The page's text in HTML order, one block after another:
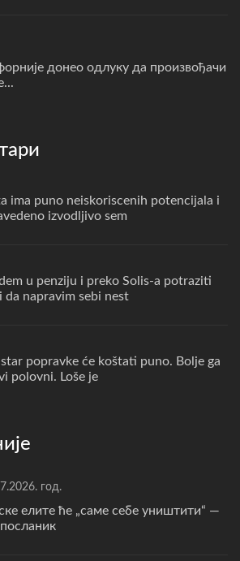
донео одлуку да произвођачи
ima puno neiskoriscenih potencijala i
izvodljivo sem
u penziju i preko Solis-a potraziti
da napravim sebi nest
popravke će koštati puno. Bolje ga
polovni. Loše je
год.
елите ће „саме себе уништити“ —